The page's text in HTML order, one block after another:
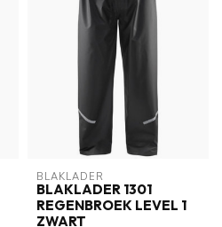
BLAKLADER
BLAKLADER 1301
REGENBROEK LEVEL 1
ZWART